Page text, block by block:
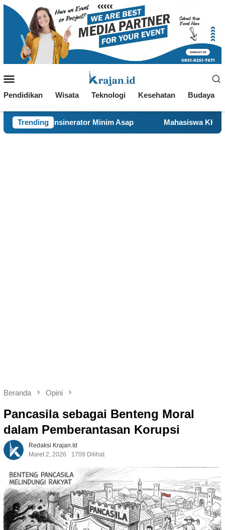
Loncat
Mobile
Pendidikan Wisata Teknologi Kesehatan Budaya
Trending
Minim Asap Mahasiswa KKN 29 UINSA Perbarui
Beranda Opini
Pancasila sebagai Benteng Moral
dalam Pemberantasan Korupsi
Redaksi Krajan.id
Maret 2, 2026
1709 Dilihat